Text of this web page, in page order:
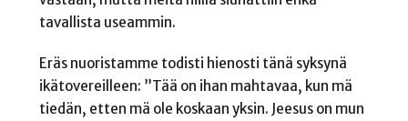
tavallista useammin.
Eräs nuoristamme todisti hienosti tänä syksynä
ikätovereilleen: ”Tää on ihan mahtavaa, kun mä
tiedän, etten mä ole koskaan yksin. Jeesus on mun